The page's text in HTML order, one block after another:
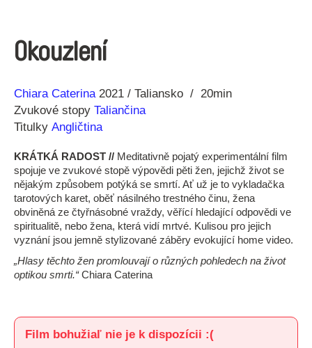
Okouzlení
Réžia
Chiara Caterina
Rok
výroby
2021 Taliansko
20min
Zvukové stopy Taliančina
Titulky Angličtina
KRÁTKÁ RADOST // Meditativně pojatý experimentální film
spojuje ve zvukové stopě výpovědi pěti žen, jejichž život se
nějakým způsobem potýká se smrtí. Ať už je to vykladačka
tarotových karet, oběť násilného trestného činu, žena
obviněná ze čtyřnásobné vraždy, věřící hledající odpovědi ve
spiritualitě, nebo žena, která vidí mrtvé. Kulisou pro jejich
vyznání jsou jemně stylizované záběry evokující home video.
„Hlasy těchto žen promlouvají o různých pohledech na život
optikou smrti.“Chiara Caterina
Film bohužiaľ nie je k dispozícii :(